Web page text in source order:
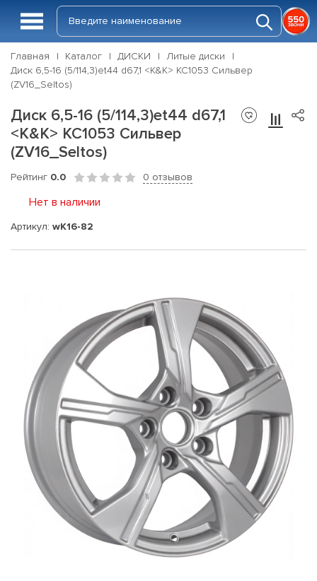
Главная Каталог ДИСКИ
Литые диски
Диск 6,5-16 (5/114,3)et44 d67,1 <K&K> КС1053 Сильвер
(ZV16_Seltos)
Диск 6,5-16 (5/114,3)et44 d67,1
<K&K> КС1053 Сильвер
(ZV16_Seltos)
Рейтинг 0.0 0 отзывов
Нет в наличии
Артикул: wK16-82